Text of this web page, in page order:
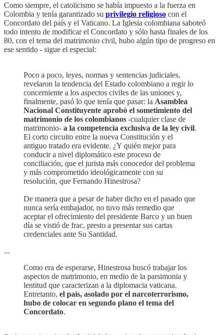
Como siempre, el catolicismo se había impuesto a la fuerza en
Colombia y tenía garantizado su privilegio religioso con el
Concordato del país y el Vaticano. La Iglesia colombiana saboteó
todo intento de modificar el Concordato y sólo hasta finales de los
80, con el tema del matrimonio civil, hubo algún tipo de progreso en
ese sentido - sigue el especial:
Poco a poco, leyes, normas y sentencias judiciales,
revelaron la tendencia del Estado colombiano a regir lo
concerniente a los aspectos civiles de las uniones y,
finalmente, pasó lo que tenía que pasar: la Asamblea
Nacional Constituyente aprobó el sometimiento del
matrimonio de los colombianos -cualquier clase de
matrimonio- a la competencia exclusiva de la ley civil.
El corto circuito entre la nueva Constitución y el
antiguo tratado era evidente. ¿Y quién mejor para
conducir a nivel diplomático este proceso de
conciliación, que el jurista más conocedor del problema
y más comprometido ideológicamente con su
resolución, que Fernando Hinestrosa?
De manera que a pesar de haber dicho en el pasado que
nunca sería embajador, no tuvo más remedio que
aceptar el ofrecimiento del presidente Barco y un buen
día se vistió de frac, presto a presentar sus cartas
credenciales ante Su Santidad.
...
Como era de esperarse, Hinestrosa buscó trabajar los
aspectos de matrimonio, en medio de la parsimonia y
lentitud que caracterizan a la diplomacia vaticana.
Entretanto, el país, asolado por el narcoterrorismo,
hubo de colocar en segundo plano el tema del
Concordato.